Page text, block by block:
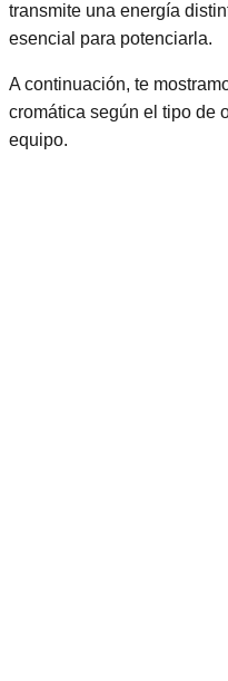
transmite una energía
esencial para potenciarla.
A continuación, te
cromática según el tipo de
equipo.